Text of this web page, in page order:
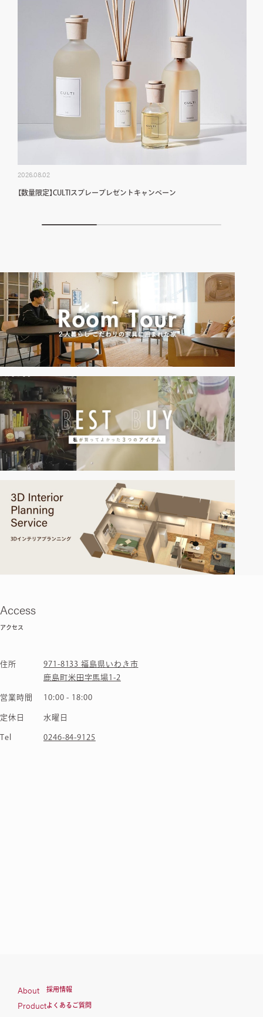
2026.08.02
【数量限定】CULTIスプレープレゼントキャンペーン
Access
アクセス
住所
971-8133 福島県いわき市
鹿島町米田字馬場1-2
営業時間 10:00 - 18:00
定休日 水曜日
Tel 0246-84-9125
About
Product
採用情報
よくあるご質問